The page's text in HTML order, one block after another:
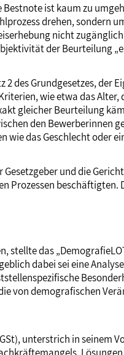
ist kaum zu
drehen, sondern
nicht
der Beurteilung
des Grundgesetzes,
wie etwa das Alter,
gleicher Beurteilung
den Bewerberinnen
wie das Geschlecht oder
und die
Prozessen
das
dabei sei eine
von demografischen
unterstrich in seinem